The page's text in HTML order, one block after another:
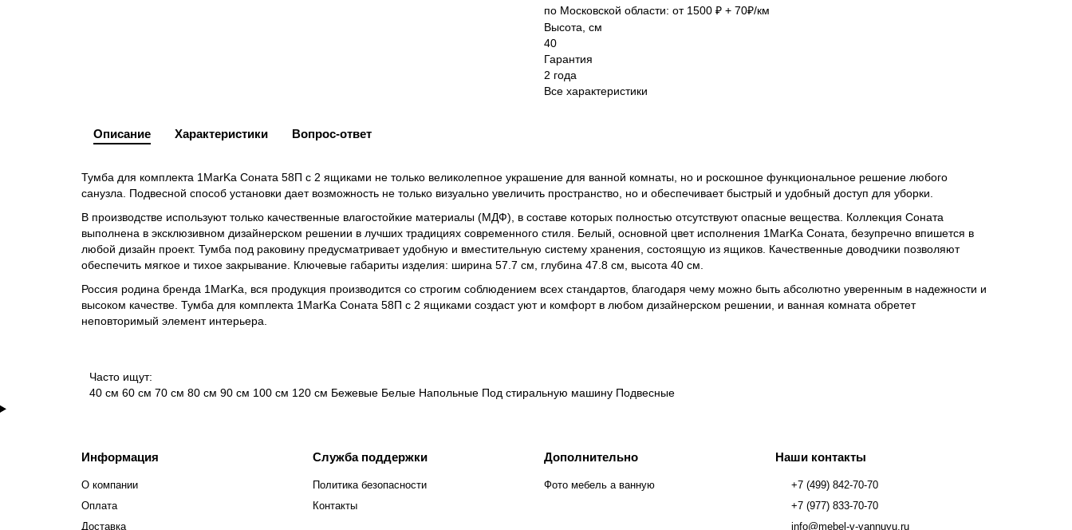
по Московской области: от 1500 ₽ + 70₽/км
Высота, см
40
Гарантия
2 года
Все характеристики
Описание Характеристики Вопрос-ответ
Тумба для комплекта 1MarKa Соната 58П с 2 ящиками не только великолепное украшение для ванной комнаты, но и роскошное функциональное решение любого
санузла. Подвесной способ установки дает возможность не только визуально увеличить пространство, но и обеспечивает быстрый и удобный доступ для уборки.
В производстве используют только качественные влагостойкие материалы (МДФ), в составе которых полностью отсутствуют опасные вещества. Коллекция Соната
выполнена в эксклюзивном дизайнерском решении в лучших традициях современного стиля. Белый, основной цвет исполнения 1MarKa Соната, безупречно впишется в
любой дизайн проект. Тумба под раковину предусматривает удобную и вместительную систему хранения, состоящую из ящиков. Качественные доводчики позволяют
обеспечить мягкое и тихое закрывание. Ключевые габариты изделия: ширина 57.7 см, глубина 47.8 см, высота 40 см.
Россия родина бренда 1MarKa, вся продукция производится со строгим соблюдением всех стандартов, благодаря чему можно быть абсолютно уверенным в надежности и
высоком качестве. Тумба для комплекта 1MarKa Соната 58П с 2 ящиками создаст уют и комфорт в любом дизайнерском решении, и ванная комната обретет
неповторимый элемент интерьера.
Часто ищут:
40 см 60 см 70 см 80 см 90 см 100 см 120 см Бежевые Белые Напольные Под стиральную машину Подвесные
Информация
О компании
Оплата
Доставка
Служба поддержки
Политика безопасности
Контакты
Дополнительно
Фото мебель а ванную
Наши контакты
+7 (499) 842-70-70
+7 (977) 833-70-70
info@mebel-v-vannuyu.ru